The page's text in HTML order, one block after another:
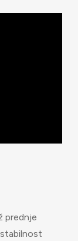
prednje